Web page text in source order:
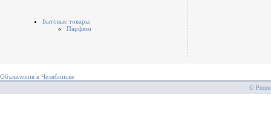
Бытовые товары
Парфюм
Объявления в Челябинске
©